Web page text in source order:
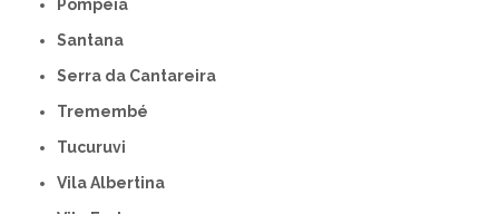
Pompéia
Santana
Serra da Cantareira
Tremembé
Tucuruvi
Vila Albertina